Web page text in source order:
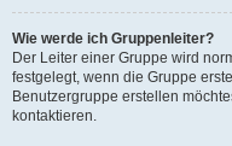
Wie werde ich Gruppenleiter?
Der Leiter einer Gruppe wird
festgelegt, wenn die Gruppe
Benutzergruppe erstellen
kontaktieren.